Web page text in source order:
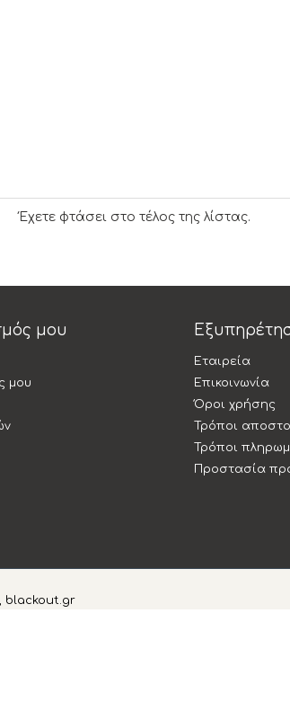
Έχετε φτάσει στο τέλος της λίστας.
μου
μου
Εταιρεία
Επικοινωνία
Όροι χρήσης
Τρόποι
Τρόποι
Προστασία
blackout.gr